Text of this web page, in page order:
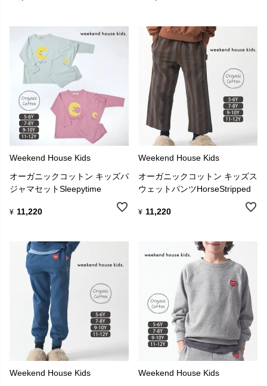
Weekend House Kids
オーガニックコットン キッズパ
ジャマセットSleepytime
¥ 11,220
Weekend House Kids
オーガニックコットン キッズス
ウェットパンツHorseStripped
¥ 11,220
Weekend House Kids
Weekend House Kids